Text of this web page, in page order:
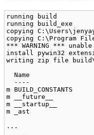
running build
running build_exe
copying
copying C:\Program
*** WARNING ***
install pywin32
writing zip file
Name
----
m BUILD_CONSTANTS
m __future__
m __startup__
m _ast
...